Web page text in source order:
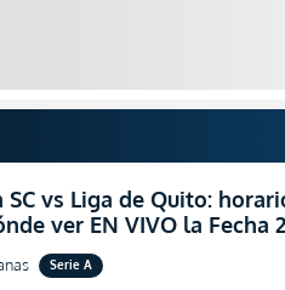
SC vs Liga de Quito:
ver EN VIVO la Fecha
2026
Serie A